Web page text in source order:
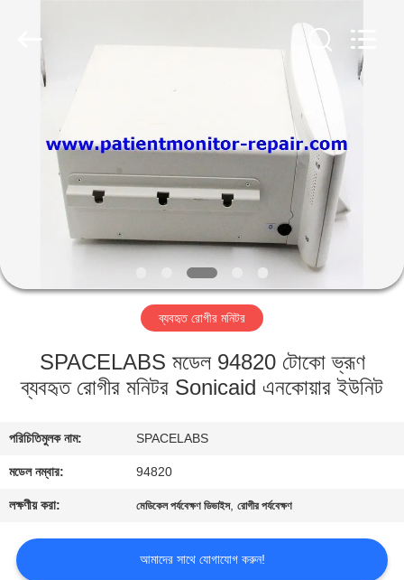
আমাদের
সম্বন্ধে
কারখানা
পরিদর্শন
গুণমান
নিয়ন্ত্রণ
আমাদের
সাথে
Reserved.
ব্যবহৃত রোগীর মনিটর
SPACELABS মডেল 94820 টোকো ভ্রূণ
ব্যবহৃত রোগীর মনিটর Sonicaid এনকোয়ার ইউনিট
পরিচিতিমুলক নাম: SPACELABS
মডেল নম্বার: 94820
লক্ষণীয় করা: মেডিকেল পর্যবেক্ষণ ডিভাইস,রোগীর পর্যবেক্ষণ
আমাদের সাথে যোগাযোগ করুন!